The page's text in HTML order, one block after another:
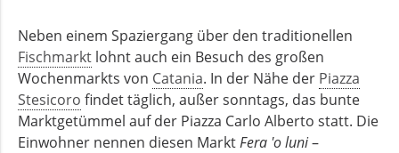
Neben einem Spaziergang über den traditionellen
Fischmarkt lohnt auch ein Besuch des großen
Wochenmarkts von Catania. In der Nähe der Piazza
Stesicoro findet täglich, außer sonntags, das bunte
Marktgetümmel auf der Piazza Carlo Alberto statt. Die
Einwohner nennen diesen MarktFera 'o luni–